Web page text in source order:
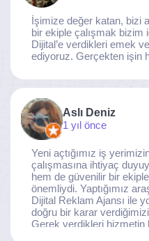
İşimize değer katan, bizi
bir ekiple çalışmak bizim
Dijital’e verdikleri emek
ediyoruz. Gerçekten işin
Aslı Deniz
1 yıl önce
Yeni açtığımız iş
çalışmasına ihtiyaç
hem de güvenilir bir
önemliydi. Yaptığımız
Dijital Reklam Ajansı ile
doğru bir karar
Gerek verdikleri hizmetin